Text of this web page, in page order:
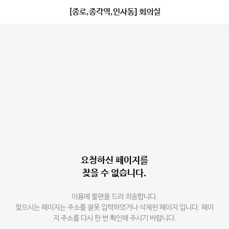
[종로,종각역,인사동] 회의실
요청하신 페이지를
찾을 수 없습니다.
이용에 불편을 드려 죄송합니다.
찾으시는 페이지는 주소를 잘못 입력하였거나 삭제된 페이지 입니다. 페이
지 주소를 다시 한 번 확인해 주시기 바랍니다.